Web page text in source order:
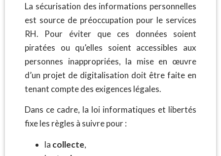
La sécurisation des informations personnelles
est source de préoccupation pour le services
RH. Pour éviter que ces données soient
piratées ou qu’elles soient accessibles aux
personnes inappropriées, la mise en œuvre
d’un projet de digitalisation doit être faite en
tenant compte des exigences légales.
Dans ce cadre, la loi informatiques et libertés
fixe les règles à suivre pour :
la collecte,